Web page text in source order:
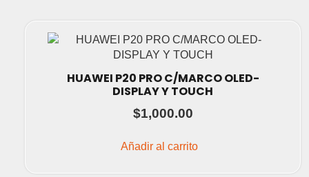
HUAWEI P20 PRO C/MARCO OLED-
DISPLAY Y TOUCH
$1,000.00
Añadir al carrito